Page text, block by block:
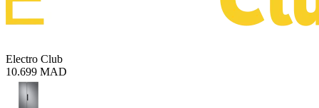
Electro Club
10.699 MAD